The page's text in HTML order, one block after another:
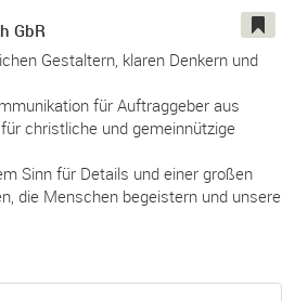
GbR
Gestaltern, klaren Denkern und
für Auftraggeber aus
christliche und gemeinnützige
Sinn für Details und einer großen
die Menschen begeistern und unsere